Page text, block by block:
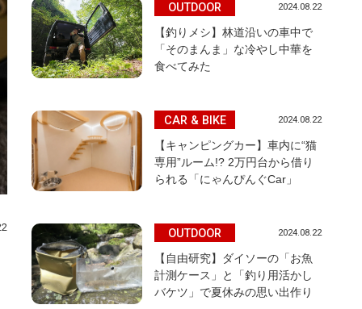
OUTDOOR 2024.08.22
【釣りメシ】林道沿いの車中で
「そのまんま」な冷やし中華を
食べてみた
CAR & BIKE 2024.08.22
【キャンピングカー】車内に“猫
専用”ルーム!? 2万円台から借り
られる「にゃんぴんぐCar」
OUTDOOR 2024.08.22
【自由研究】ダイソーの「お魚
計測ケース」と「釣り用活かし
バケツ」で夏休みの思い出作り